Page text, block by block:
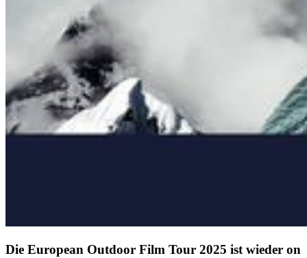
Die European Outdoor Film Tour 2025 ist wieder on